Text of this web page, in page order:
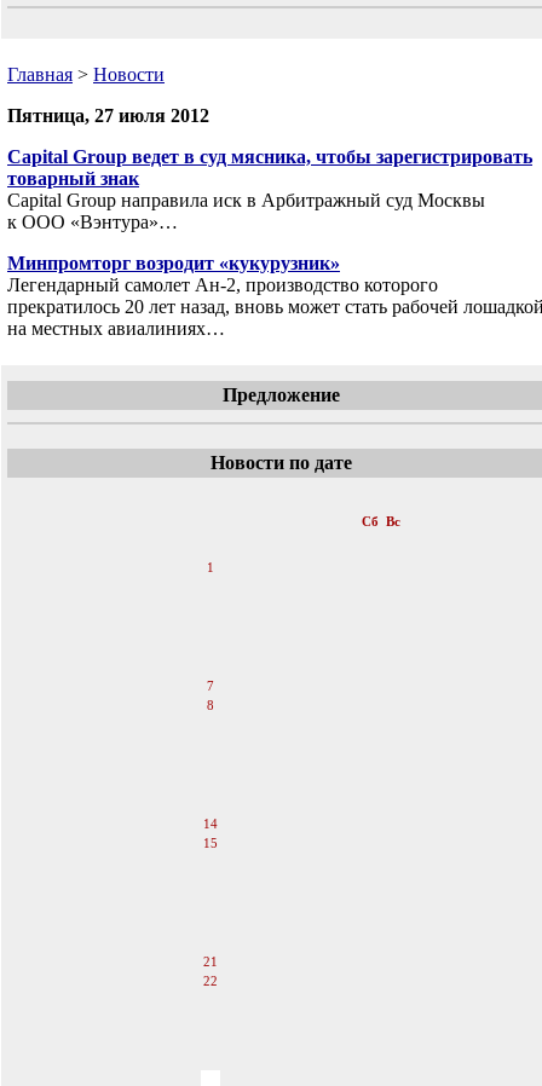
Главная > Новости
Пятница, 27 июля 2012
Capital Group ведет в суд мясника, чтобы зарегистрировать
товарный знак
Capital Group направила иск в Арбитражный суд Москвы
к ООО «Вэнтура»…
Минпромторг возродит «кукурузник»
Легендарный самолет Ан-2, производство которого
прекратилось 20 лет назад, вновь может стать рабочей
на местных авиалиниях…
Предложение
Новости по дате
Сб Вс
1
7
8
14
15
21
22